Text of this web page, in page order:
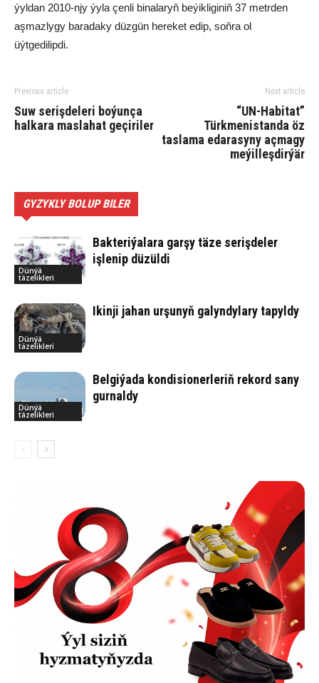
ýyldan 2010-njy ýyla çenli binalaryň beýikliginiň 37 metrden
aşmazlygy baradaky düzgün hereket edip, soňra ol
üýtgedilipdi.
Previous article
Suw serişdeleri boýunça
halkara maslahat geçiriler
Next article
“UN-Habitat”
Türkmenistanda öz
taslama edarasyny açmagy
meýilleşdirýär
GYZYKLY BOLUP BILER
Dünýä
täzelikleri
Bakteriýalara garşy täze serişdeler
işlenip düzüldi
Dünýä
täzelikleri
Ikinji jahan urşunyň galyndylary tapyldy
Dünýä
täzelikleri
Belgiýada kondisionerleriň rekord sany
gurnaldy